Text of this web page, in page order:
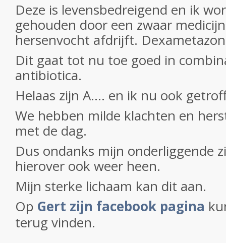
Deze is levensbedreigend en ik
gehouden door een zwaar
hersenvocht afdrijft.
Dit gaat tot nu toe goed in
antibiotica.
Helaas zijn A.... en ik nu ook
We hebben milde klachten en
met de dag.
Dus ondanks mijn onderliggende
hierover ook weer heen.
Mijn sterke lichaam kan dit aan.
Op Gert zijn facebook pagina
terug vinden.